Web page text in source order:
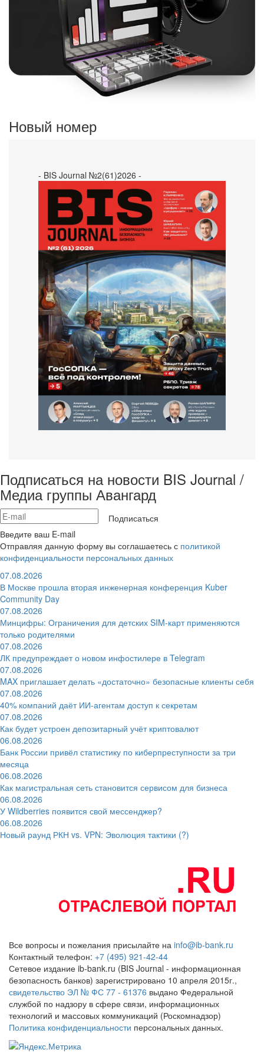
Новый номер
- BIS Journal №2(61)2026 -
Подписаться на новости BIS Journal /
Медиа группы Авангард
Подписаться
Введите ваш E-mail
Отправляя данную форму вы соглашаетесь с политикой
конфиденциальности персональных данных
07.08.2026
В Москве прошла вторая инженерная конференция Kuber
Community Day
07.08.2026
Минцифры: Ограничения для детских SIM-карт применяются
только родителями
07.08.2026
ЛК предупреждает о новом инфостилере в Telegram
07.08.2026
MAX приглашает делать «достаточно» безопасные клиенты себя
07.08.2026
40% компаний даёт ИИ‑агентам доступ к секретам
07.08.2026
Как будет устроен депозитарный учёт криптовалют
06.08.2026
Банк России привёл статистику по киберпреступности за три
месяца
06.08.2026
Как магистральная сеть становится сервисом для бизнеса
06.08.2026
У Wildberries появится свой мессенджер?
06.08.2026
Новый раунд РКН vs. VPN: Эволюция тактики (?)
Все вопросы и пожелания присылайте на info@ib-bank.ru
Контактный телефон: +7 (495) 921-42-44
Сетевое издание ib-bank.ru (BIS Journal - информационная
безопасность банков) зарегистрировано 10 апреля 2015г.,
свидетельство ЭЛ № ФС 77 - 61376 выдано Федеральной
службой по надзору в сфере связи, информационных
технологий и массовых коммуникаций (Роскомнадзор)
Политика конфиденциальности персональных данных.